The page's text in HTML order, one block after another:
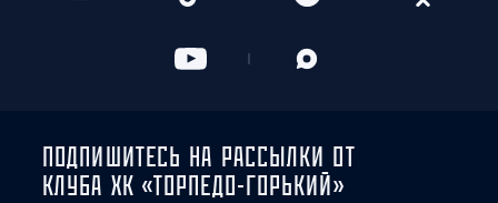
ПОДПИШИТЕСЬ НА РАССЫЛКИ ОТ
КЛУБА ХК «ТОРПЕДО-ГОРЬКИЙ»